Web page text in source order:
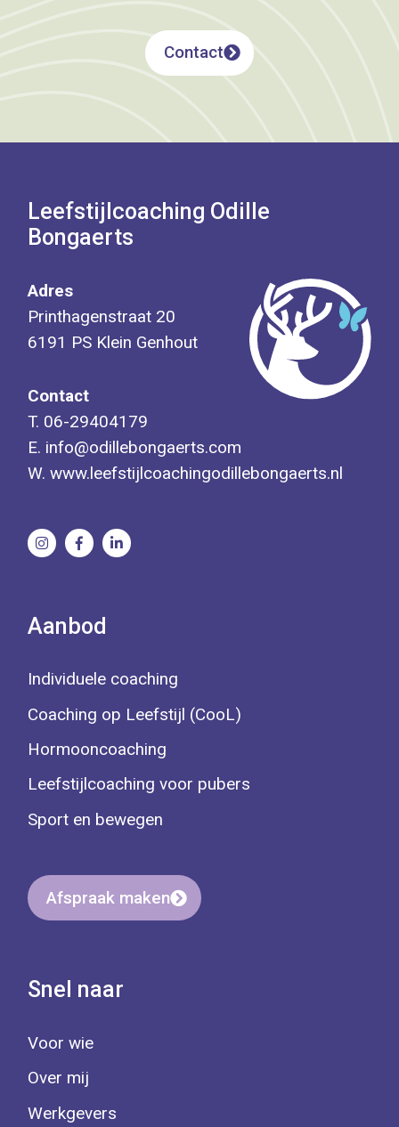
Contact
Leefstijlcoaching Odille
Bongaerts
Adres
Printhagenstraat 20
6191 PS Klein Genhout
Contact
T. 06-29404179
E. info@odillebongaerts.com
W.www.leefstijlcoachingodillebongaerts.nl
Aanbod
Individuele coaching
Coaching op Leefstijl (CooL)
Hormooncoaching
Leefstijlcoaching voor pubers
Sport en bewegen
Afspraak maken
Snel naar
Voor wie
Over mij
Werkgevers